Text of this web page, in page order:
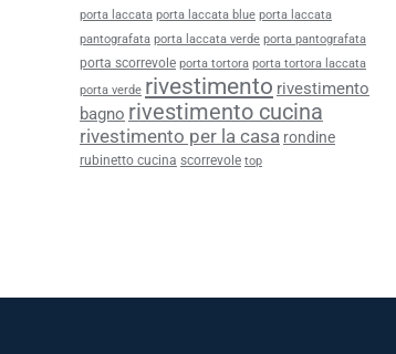
porta laccata porta laccata blue porta laccata
pantografata porta laccata verde porta pantografata
porta scorrevole porta tortora porta tortora laccata
porta verde rivestimento rivestimento
bagno rivestimento cucina
rivestimento per la casa rondine
rubinetto cucina scorrevole top